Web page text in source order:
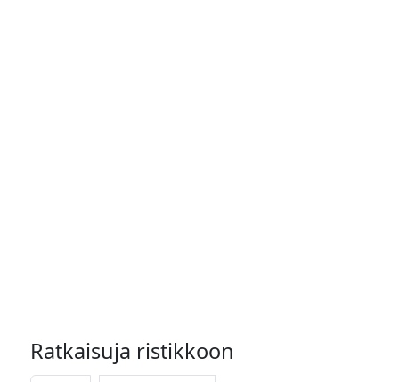
Ratkaisuja ristikkoon